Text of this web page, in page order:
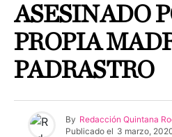
ASESINADO
PROPIA
PADRASTRO
By Redacción Quintana
Publicado el 3 marzo,